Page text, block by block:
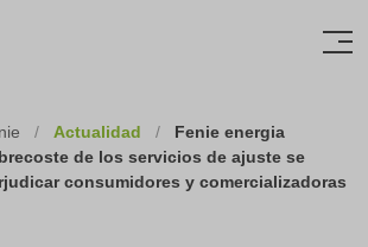
/ Actualidad /
Fenie energia
de los servicios de ajuste se
consumidores y comercializadoras